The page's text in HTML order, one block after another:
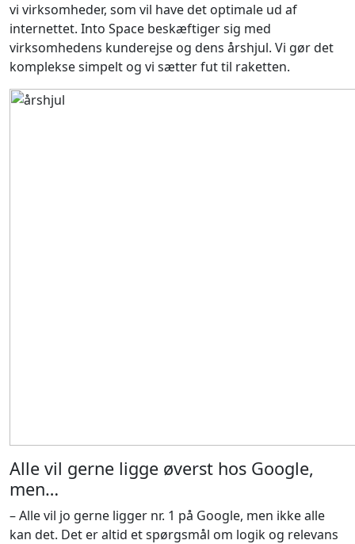
vi virksomheder, som vil have det optimale ud af
internettet. Into Space beskæftiger sig med
virksomhedens kunderejse og dens årshjul. Vi gør det
komplekse simpelt og vi sætter fut til raketten.
Alle vil gerne ligge øverst hos Google,
men…
– Alle vil jo gerne ligger nr. 1 på Google, men ikke alle
kan det. Det er altid et spørgsmål om logik og relevans